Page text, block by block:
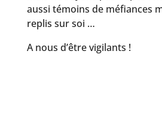
aussi témoins de méfiances
replis sur soi …
A nous d’être vigilants !